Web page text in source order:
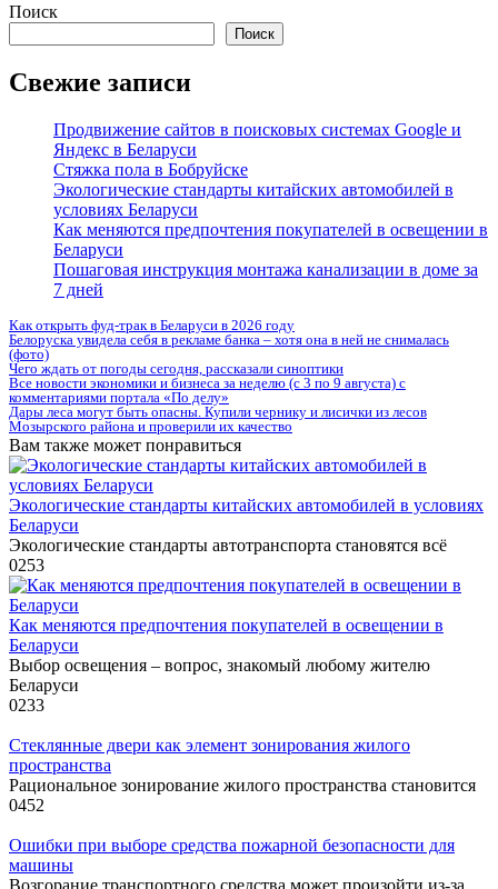
Поиск
Поиск
Свежие записи
Продвижение сайтов в поисковых системах Google и
Яндекс в Беларуси
Стяжка пола в Бобруйске
Экологические стандарты китайских автомобилей в
условиях Беларуси
Как меняются предпочтения покупателей в освещении в
Беларуси
Пошаговая инструкция монтажа канализации в доме за
7 дней
Как открыть фуд-трак в Беларуси в 2026 году
Белоруска увидела себя в рекламе банка – хотя она в ней не снималась
(фото)
Чего ждать от погоды сегодня, рассказали синоптики
Все новости экономики и бизнеса за неделю (с 3 по 9 августа) с
комментариями портала «По делу»
Дары леса могут быть опасны. Купили чернику и лисички из лесов
Мозырского района и проверили их качество
Вам также может понравиться
Экологические стандарты китайских автомобилей в условиях
Беларуси
Экологические стандарты автотранспорта становятся всё
0253
Как меняются предпочтения покупателей в освещении в
Беларуси
Выбор освещения – вопрос, знакомый любому жителю
Беларуси
0233
Стеклянные двери как элемент зонирования жилого
пространства
Рациональное зонирование жилого пространства становится
0452
Ошибки при выборе средства пожарной безопасности для
машины
Возгорание транспортного средства может произойти из-за